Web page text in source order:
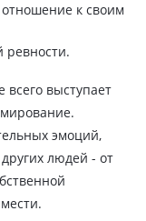
к своим
ревности.
выступает
эмоций,
людей - от